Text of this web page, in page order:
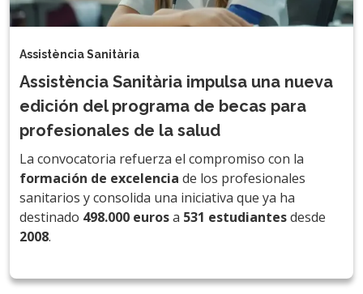
Assistència Sanitària
Assistència Sanitària impulsa una nueva
edición del programa de becas para
profesionales de la salud
La convocatoria refuerza el compromiso con la
formación de excelencia de los profesionales
sanitarios y consolida una iniciativa que ya ha
destinado 498.000 eurosa 531 estudiantesdesde
2008.